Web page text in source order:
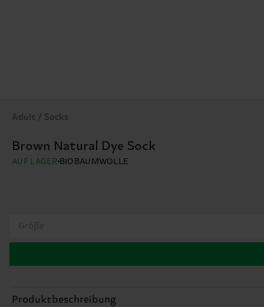
Adult / Socks
Brown Natural Dye Sock
AUF LAGER BIOBAUMWOLLE
Größe
Produktbeschreibung